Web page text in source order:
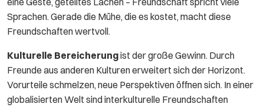
Sprachen. Gerade die Mühe, die es kostet, macht diese
Freundschaften wertvoll.
Kulturelle Bereicherungist der große Gewinn. Durch
Freunde aus anderen Kulturen erweitert sich der Horizont.
Vorurteile schmelzen, neue Perspektiven öffnen sich. In einer
globalisierten Welt sind interkulturelle Freundschaften